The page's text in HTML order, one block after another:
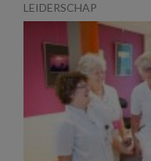
LEIDERSCHAP